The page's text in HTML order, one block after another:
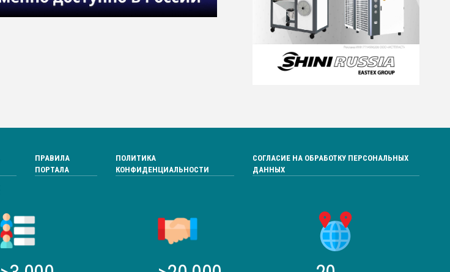
ПРАВИЛА
ПОРТАЛА
ПОЛИТИКА
КОНФИДЕНЦИАЛЬНОСТИ
СОГЛАСИЕ НА ОБРАБОТКУ ПЕРСОНАЛЬНЫХ
ДАННЫХ